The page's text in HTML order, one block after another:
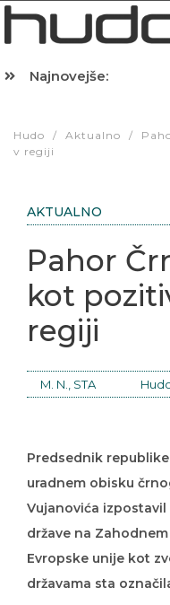
Najnovejše:
v regiji
Pahor
kot
regiji
M. N., STA
uradnem obisku
Vujanovića
države na
Evropske unije kot
državama sta